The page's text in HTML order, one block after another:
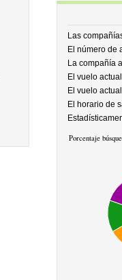
Las
El número de
La compañía
El vuelo
El vuelo
El horario de
Porcentaje